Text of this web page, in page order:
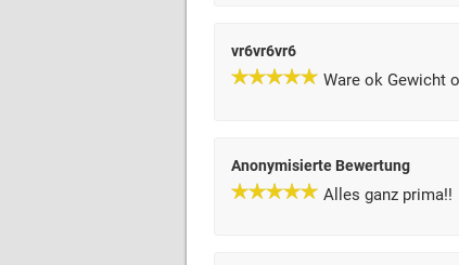
vr6vr6vr6
Ware ok Gewicht
Anonymisierte Bewertung
Alles ganz prima!!